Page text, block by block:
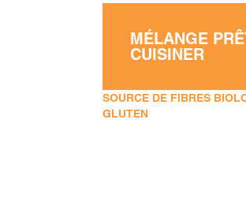
MÉLANGE
CUISINER
SOURCE DE FIBRES
GLUTEN